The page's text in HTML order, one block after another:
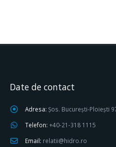
Date de contact
Adresa: Șos. București-Ploiești
Telefon: +40-21-318 1115
Email: relatii@hidro.ro